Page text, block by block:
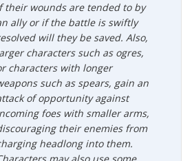
their wounds are tended to by
ally or if the battle is swiftly
will they be saved. Also,
characters such as ogres,
characters with longer
such as spears, gain an
of opportunity against
foes with smaller arms,
their enemies from
headlong into them.